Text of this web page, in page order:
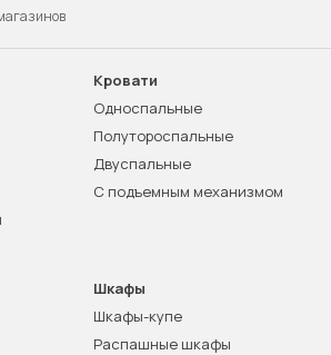
Кровати
Односпальные
Полутороспальные
Двуспальные
С подъемным механизмом
Шкафы
Шкафы-купе
Распашные шкафы